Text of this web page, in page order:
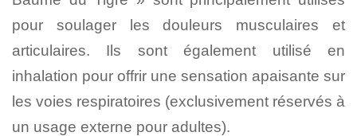
pour soulager les douleurs musculaires et
articulaires. Ils sont également utilisé en
inhalation pour offrir une sensation apaisante sur
les voies respiratoires (exclusivement réservés à
un usage externe pour adultes).